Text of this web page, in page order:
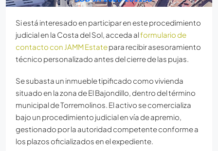
Si está interesado en participar en este procedimiento
judicial en la Costa del Sol, acceda alformulario de
contacto con JAMM Estatepara recibir asesoramiento
técnico personalizado antes del cierre de las pujas.
Se subasta un inmueble tipificado como vivienda
situado en la zona de El Bajondillo, dentro del término
municipal de Torremolinos. El activo se comercializa
bajo un procedimiento judicial en vía de apremio,
gestionado por la autoridad competente conforme a
los plazos oficializados en el expediente.